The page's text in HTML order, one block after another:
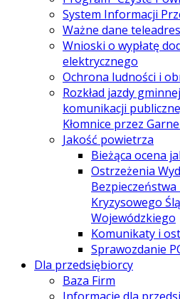
System Informacji
Ważne dane
Wnioski o wypłatę
elektrycznego
Ochrona ludności i
Rozkład jazdy
komunikacji
Kłomnice przez
Jakość powietrza
Bieżąca ocena
Ostrzeżenia
Kryzysowego
Wojewódzkiego
Komunikaty i
Sprawozdanie
Dla przedsiębiorcy
Baza Firm